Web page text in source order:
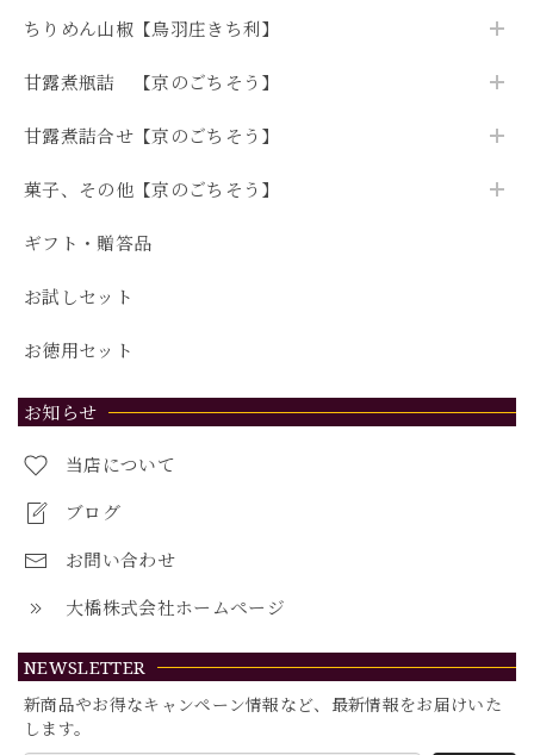
ちりめん山椒【鳥羽庄きち利】
甘露煮瓶詰 【京のごちそう】
甘露煮詰合せ【京のごちそう】
菓子、その他【京のごちそう】
ギフト・贈答品
お試しセット
お徳用セット
お知らせ
当店について
ブログ
お問い合わせ
大橋株式会社ホームページ
NEWSLETTER
新商品やお得なキャンペーン情報など、最新情報をお届けいた
します。